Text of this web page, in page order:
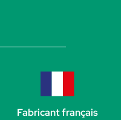
Fabricant français